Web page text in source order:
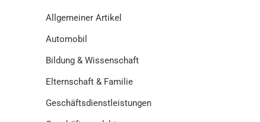
Allgemeiner Artikel
Automobil
Bildung & Wissenschaft
Elternschaft & Familie
Geschäftsdienstleistungen